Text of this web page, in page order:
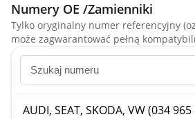
Numery OE /Zamienniki
Tylko oryginalny numer referencyjny
może zagwarantować pełną
AUDI, SEAT, SKODA, VW (034 965